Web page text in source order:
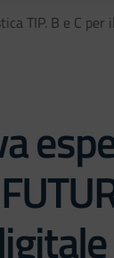
TIP. B e C per